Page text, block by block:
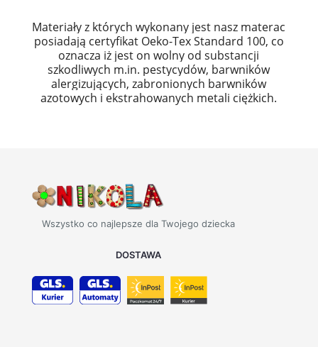
Materiały z których wykonany jest nasz materac
posiadają certyfikat Oeko-Tex Standard 100, co
oznacza iż jest on wolny od substancji
szkodliwych m.in. pestycydów, barwników
alergizujących, zabronionych barwników
azotowych i ekstrahowanych metali ciężkich.
Wszystko co najlepsze dla Twojego dziecka
DOSTAWA